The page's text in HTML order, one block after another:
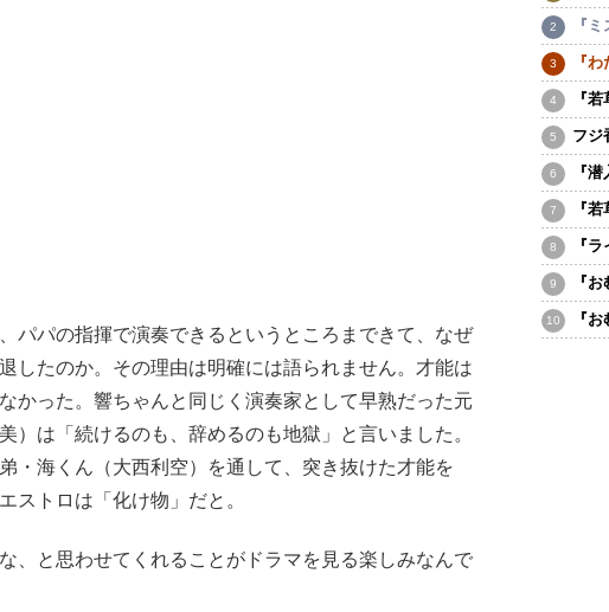
パパの指揮で演奏できるというところまできて、なぜ
したのか。その理由は明確には語られません。才能は
かった。響ちゃんと同じく演奏家として早熟だった元
）は「続けるのも、辞めるのも地獄」と言いました。
・海くん（大西利空）を通して、突き抜けた才能を
ストロは「化け物」だと。
、と思わせてくれることがドラマを見る楽しみなんで
『
『
『
フジ
『
『
『
『
『